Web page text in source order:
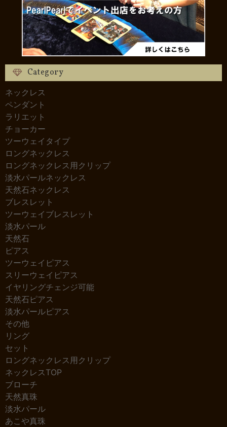
Category
ネックレス
ペンダント
ラリエット
チョーカー
ツーウェイタイプ
ロングネックレス
ロングネックレス用クリップ
淡水パールネックレス
天然石ネックレス
ブレスレット
ツーウェイブレスレット
淡水パール
天然石
ピアス
ツーウェイピアス
スリーウェイピアス
イヤリングチェンジ可能
天然石ピアス
淡水パールピアス
その他
リング
セット
ロングネックレス用クリップ
ネックレスTOP
ブローチ
天然真珠
淡水パール
あこや真珠